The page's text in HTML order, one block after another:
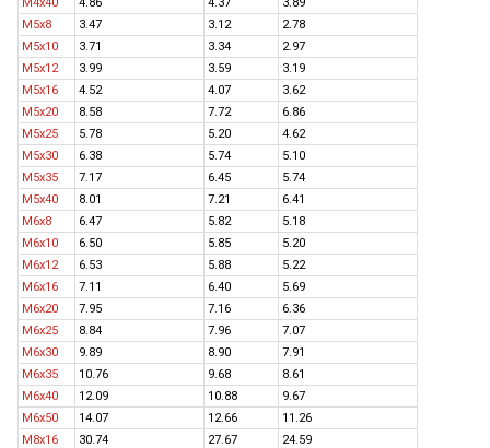
M5x8
3.47 3.12
2.78
M5x10
3.71 3.34
2.97
M5x12
3.99 3.59
3.19
M5x16
4.52 4.07
3.62
M5x20
8.58 7.72
6.86
M5x25
5.78 5.20
4.62
M5x30
6.38 5.74
5.10
M5x35
7.17 6.45
5.74
M5x40
8.01 7.21
6.41
M6x8
6.47 5.82
5.18
M6x10
6.50 5.85
5.20
M6x12
6.53 5.88
5.22
M6x16
7.11 6.40
5.69
M6x20
7.95 7.16
6.36
M6x25
8.84 7.96
7.07
M6x30
9.89 8.90
7.91
M6x35
10.76 9.68
8.61
M6x40
12.09 10.88
9.67
M6x50
14.07 12.66
11.26
M8x16
30.74 27.67
24.59